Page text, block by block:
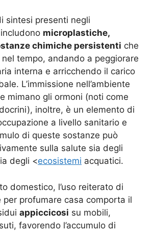
sintesi presenti negli
microplastiche,
chimiche persistenti che
tempo, andando a peggiorare
interna e arricchendo il carico
L’immissione nell’ambiente
mimano gli ormoni (noti come
inoltre, è un elemento di
a livello sanitario e
di queste sostanze può
sulla salute sia degli
degli <ecosistemi acquatici.
domestico, l’uso reiterato di
per profumare casa comporta il
appiccicosi su mobili,
favorendo l’accumulo di